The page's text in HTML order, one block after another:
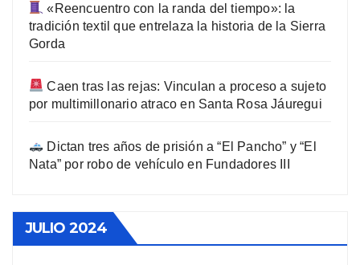
«Reencuentro con la randa del tiempo»: la
tradición textil que entrelaza la historia de la Sierra
Gorda
Caen tras las rejas: Vinculan a proceso a sujeto
por multimillonario atraco en Santa Rosa Jáuregui
Dictan tres años de prisión a “El Pancho” y “El
Nata” por robo de vehículo en Fundadores III
JULIO 2024